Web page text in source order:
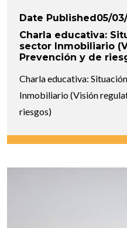
Date Published05/
Charla educativa:
sector Inmobiliario
Prevención y de
Charla educativa:
Inmobiliario (Visión
riesgos)